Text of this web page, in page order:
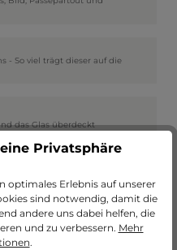
- So viel trägt dieser auf die
das Glas überdeckt
Privatsphäre
optimales Erlebnis auf unserer
sind notwendig, damit die
andere uns dabei helfen, die
und zu verbessern. Mehr
.